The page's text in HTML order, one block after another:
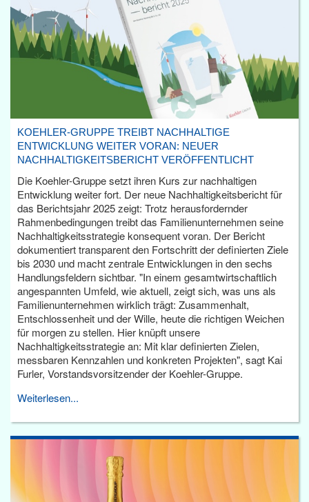
KOEHLER-GRUPPE TREIBT NACHHALTIGE
ENTWICKLUNG WEITER VORAN: NEUER
NACHHALTIGKEITSBERICHT VERÖFFENTLICHT
Die Koehler-Gruppe setzt ihren Kurs zur nachhaltigen
Entwicklung weiter fort. Der neue Nachhaltigkeitsbericht für
das Berichtsjahr 2025 zeigt: Trotz herausfordernder
Rahmenbedingungen treibt das Familienunternehmen seine
Nachhaltigkeitsstrategie konsequent voran. Der Bericht
dokumentiert transparent den Fortschritt der definierten Ziele
bis 2030 und macht zentrale Entwicklungen in den sechs
Handlungsfeldern sichtbar. "In einem gesamtwirtschaftlich
angespannten Umfeld, wie aktuell, zeigt sich, was uns als
Familienunternehmen wirklich trägt: Zusammenhalt,
Entschlossenheit und der Wille, heute die richtigen Weichen
für morgen zu stellen. Hier knüpft unsere
Nachhaltigkeitsstrategie an: Mit klar definierten Zielen,
messbaren Kennzahlen und konkreten Projekten", sagt Kai
Furler, Vorstandsvorsitzender der Koehler-Gruppe.
Weiterlesen...